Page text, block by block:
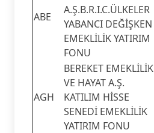
ABE
A.Ş.B.R.I.C.ÜLKELER
YABANCI DEĞİŞKEN
EMEKLİLİK YATIRIM
FONU
AGH
BEREKET EMEKLİLİK
VE HAYAT A.Ş.
KATILIM HİSSE
SENEDİ EMEKLİLİK
YATIRIM FONU